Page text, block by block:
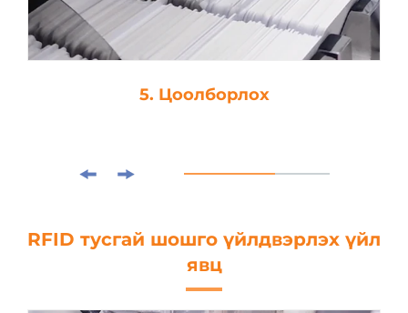
5. Цоолборлох
RFID тусгай шошго үйлдвэрлэх үйл
явц